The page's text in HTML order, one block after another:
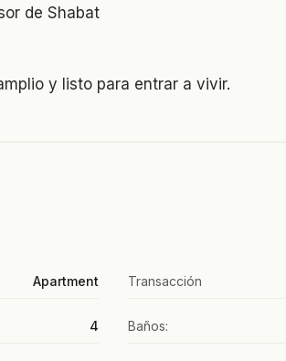
de Shabat
y listo para entrar a vivir.
Apartment Transacción
4 Baños: